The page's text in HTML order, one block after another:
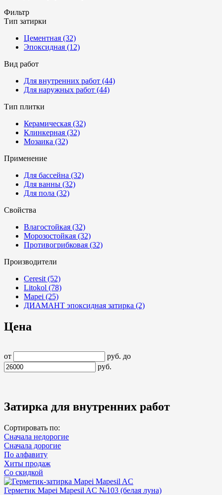
Фильтр
Тип затирки
Цементная (32)
Эпоксидная (12)
Вид работ
Для внутренних работ (44)
Для наружных работ (44)
Тип плитки
Керамическая (32)
Клинкерная (32)
Мозаика (32)
Применение
Для бассейна (32)
Для ванны (32)
Для пола (32)
Свойства
Влагостойкая (32)
Морозостойкая (32)
Противогрибковая (32)
Производители
Ceresit (52)
Litokol (78)
Mapei (25)
ДИАМАНТ эпоксидная затирка (2)
Цена
от руб. до
руб.
Затирка для внутренних работ
Сортировать по:
Сначала недорогие
Сначала дорогие
По алфавиту
Хиты продаж
Cо скидкой
Герметик Mapei Mapesil AC №103 (белая луна)